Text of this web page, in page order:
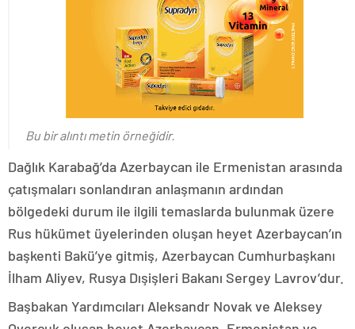
Bu bir alıntı metin örneğidir.
Dağlık Karabağ’da Azerbaycan ile Ermenistan arasında
çatışmaları sonlandıran anlaşmanın ardından
bölgedeki durum ile ilgili temaslarda bulunmak üzere
Rus hükümet üyelerinden oluşan heyet Azerbaycan’ın
başkenti Bakü’ye gitmiş, Azerbaycan Cumhurbaşkanı
İlham Aliyev, Rusya Dışişleri Bakanı Sergey Lavrov’dur.
Başbakan Yardımcıları Aleksandr Novak ve Aleksey